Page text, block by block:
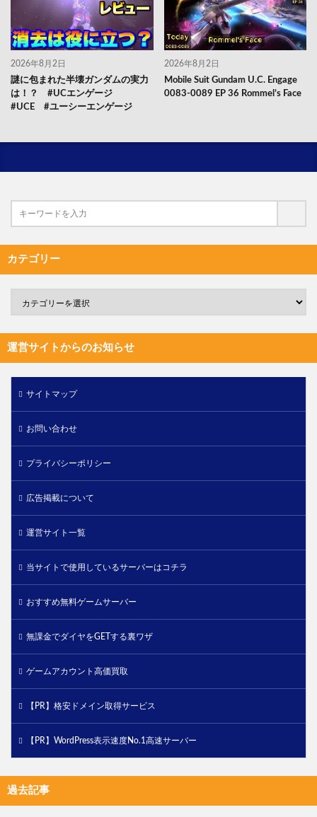
2026年8月2日
謎に包まれた半壊ガンダムの実力
は！？ #UCエンゲージ
#UCE #ユーシーエンゲージ
2026年8月2日
Mobile Suit Gundam U.C. Engage
0083-0089 EP 36 Rommel’s Face
カテゴリー
運営サイトからのお知らせ
サイトマップ
お問い合わせ
プライバシーポリシー
広告掲載について
運営サイト一覧
当サイトで使用しているサーバーはコチラ
おすすめ無料ゲームサーバー
無課金でダイヤをGETする裏ワザ
ゲームアカウント高価買取
【PR】格安ドメイン取得サービス
【PR】WordPress表示速度No.1高速サーバー
過去記事